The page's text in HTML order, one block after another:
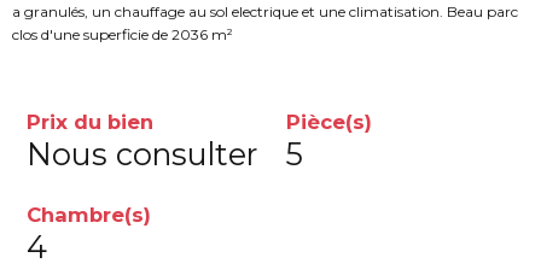
a granulés, un chauffage au sol electrique et une climatisation. Beau parc
clos d'une superficie de 2036 m²
Prix du bien
Nous consulter
Pièce(s)
5
Chambre(s)
4